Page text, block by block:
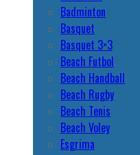
Badminton
Basquet
Basquet 3×3
Beach Futbol
Beach Handball
Beach Rugby
Beach Tenis
Beach Voley
Esgrima